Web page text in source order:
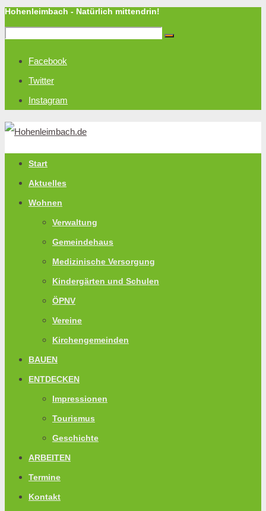
Hohenleimbach - Natürlich mittendrin!
Facebook
Twitter
Instagram
Start
Aktuelles
Wohnen
Verwaltung
Gemeindehaus
Medizinische Versorgung
Kindergärten und Schulen
ÖPNV
Vereine
Kirchengemeinden
BAUEN
ENTDECKEN
Impressionen
Tourismus
Geschichte
ARBEITEN
Termine
Kontakt